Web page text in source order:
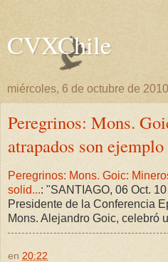
CVXChile
miércoles, 6 de octubre de 2010
Peregrinos: Mons.
atrapados son
Peregrinos: Mons. Goic:
solid...: "SANTIAGO, 06 Oct.
Presidente de la Conferencia
Mons. Alejandro Goic, celebró
en 20:22